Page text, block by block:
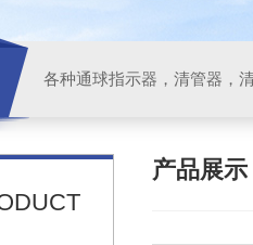
各种通球指示器，清管器，
产品展示